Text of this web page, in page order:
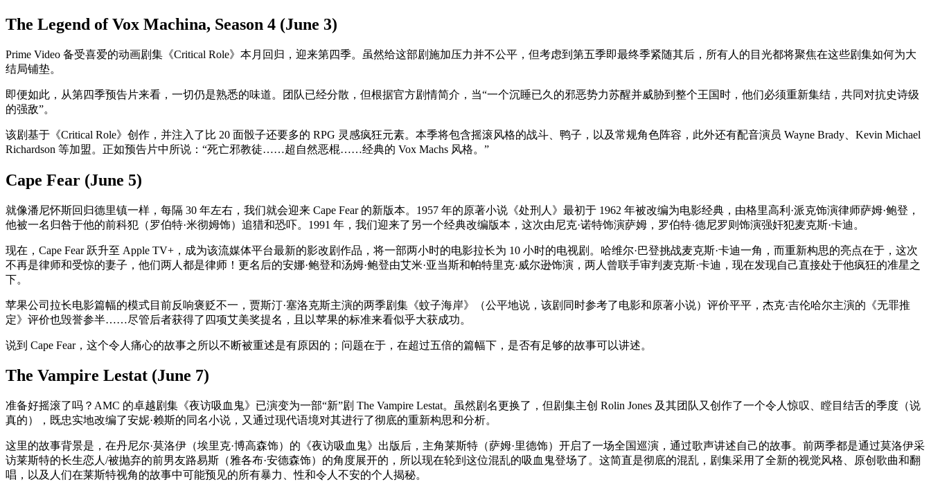
The Legend of Vox Machina, Season 4 (June 3)
Prime Video 备受喜爱的动画剧集《Critical Role》本月回归，迎来第四季。虽然给这部剧施加压力并不公平，但考虑到第五季即最终季紧随其后，所有人的目光都将聚焦在这些剧集如何为大
结局铺垫。
即便如此，从第四季预告片来看，一切仍是熟悉的味道。团队已经分散，但根据官方剧情简介，当“一个沉睡已久的邪恶势力苏醒并威胁到整个王国时，他们必须重新集结，共同对抗史诗级
的强敌”。
该剧基于《Critical Role》创作，并注入了比 20 面骰子还要多的 RPG 灵感疯狂元素。本季将包含摇滚风格的战斗、鸭子，以及常规角色阵容，此外还有配音演员 Wayne Brady、Kevin Michael
Richardson 等加盟。正如预告片中所说：“死亡邪教徒……超自然恶棍……经典的 Vox Machs 风格。”
Cape Fear (June 5)
就像潘尼怀斯回归德里镇一样，每隔 30 年左右，我们就会迎来 Cape Fear 的新版本。1957 年的原著小说《处刑人》最初于 1962 年被改编为电影经典，由格里高利·派克饰演律师萨姆·鲍登，
他被一名归咎于他的前科犯（罗伯特·米彻姆饰）追猎和恐吓。1991 年，我们迎来了另一个经典改编版本，这次由尼克·诺特饰演萨姆，罗伯特·德尼罗则饰演强奸犯麦克斯·卡迪。
现在，Cape Fear 跃升至 Apple TV+，成为该流媒体平台最新的影改剧作品，将一部两小时的电影拉长为 10 小时的电视剧。哈维尔·巴登挑战麦克斯·卡迪一角，而重新构思的亮点在于，这次
不再是律师和受惊的妻子，他们两人都是律师！更名后的安娜·鲍登和汤姆·鲍登由艾米·亚当斯和帕特里克·威尔逊饰演，两人曾联手审判麦克斯·卡迪，现在发现自己直接处于他疯狂的准星之
下。
苹果公司拉长电影篇幅的模式目前反响褒贬不一，贾斯汀·塞洛克斯主演的两季剧集《蚊子海岸》（公平地说，该剧同时参考了电影和原著小说）评价平平，杰克·吉伦哈尔主演的《无罪推
定》评价也毁誉参半……尽管后者获得了四项艾美奖提名，且以苹果的标准来看似乎大获成功。
说到 Cape Fear，这个令人痛心的故事之所以不断被重述是有原因的；问题在于，在超过五倍的篇幅下，是否有足够的故事可以讲述。
The Vampire Lestat (June 7)
准备好摇滚了吗？AMC 的卓越剧集《夜访吸血鬼》已演变为一部“新”剧 The Vampire Lestat。虽然剧名更换了，但剧集主创 Rolin Jones 及其团队又创作了一个令人惊叹、瞠目结舌的季度（说
真的），既忠实地改编了安妮·赖斯的同名小说，又通过现代语境对其进行了彻底的重新构思和分析。
这里的故事背景是，在丹尼尔·莫洛伊（埃里克·博高森饰）的《夜访吸血鬼》出版后，主角莱斯特（萨姆·里德饰）开启了一场全国巡演，通过歌声讲述自己的故事。前两季都是通过莫洛伊采
访莱斯特的长生恋人/被抛弃的前男友路易斯（雅各布·安德森饰）的角度展开的，所以现在轮到这位混乱的吸血鬼登场了。这简直是彻底的混乱，剧集采用了全新的视觉风格、原创歌曲和翻
唱，以及人们在莱斯特视角的故事中可能预见的所有暴力、性和令人不安的个人揭秘。